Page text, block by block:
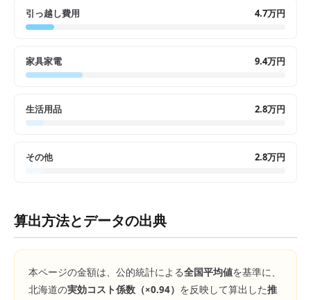
引っ越し費用 4.7万円
家具家電 9.4万円
生活用品 2.8万円
その他 2.8万円
算出方法とデータの出典
本ページの金額は、公的統計による全国平均値を基準に、
北海道の実効コスト係数（×0.94） を反映して算出した推